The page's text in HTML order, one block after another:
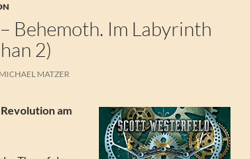
Behemoth. Im Labyrinth
2)
MICHAEL MATZER
am